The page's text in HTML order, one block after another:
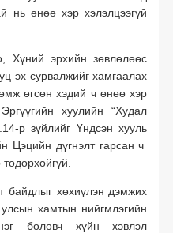
нь өнөө хэр хэлэлцээгүй
Хүний эрхийн зөвлөлөөс
эх сурвалжийг хамгаалах
өгсөн хэдий ч өнөө хэр
хуулийн “Худал
р зүйлийг Үндсэн хууль
Цэцийн дүгнэлт гарсан ч
байдлыг хөхиүлэн дэмжих
хамтын нийгмлэгийн
боловч хүйн хэвлэл